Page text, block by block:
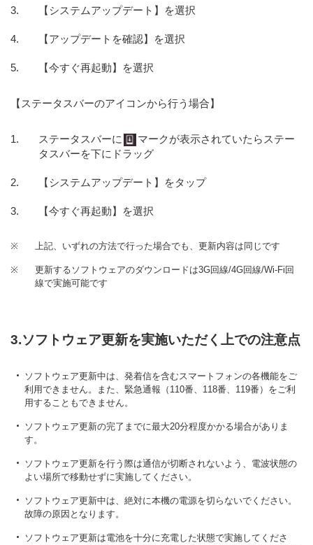
【システムアップデート】を選択
【アップデートを確認】を選択
【今すぐ再起動】を選択
【ステータスバーのアイコンから行う場合】
ステータスバーに
マークが表示されていたらステー
タスバーを下にドラッグ
【システムアップデート】をタップ
【今すぐ再起動】を選択
※ 上記、いずれの方法で行った場合でも、更新内容は同じです
※
更新するソフトウェアのダウンロードは3G回線/4G回線/Wi-Fi回
線で実施可能です
3.ソフトウェア更新を実施いただく上での注意点
ソフトウェア更新中は、発着信を含むスマートフォンの各機能をご
利用できません。また、緊急通報（110番、118番、119番）をご利
用することもできません。
ソフトウェア更新の完了までに最大20分程度かかる場合がありま
す。
ソフトウェア更新を行う際は通信が切断されないよう、電波状態の
よい場所で移動せずに実施してください。
ソフトウェア更新中は、絶対に本機の電源を切らないでください。
故障の原因となります。
ソフトウェア更新は電池を十分に充電した状態で実施してくださ